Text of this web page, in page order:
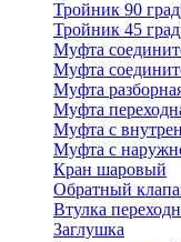
Тройник 90
Тройник 45
Муфта
Муфта
Муфта
Муфта
Муфта с
Муфта с
Кран шаровый
Обратный
Втулка
Заглушка